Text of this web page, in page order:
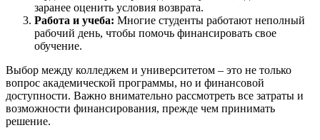
заранее оценить условия возврата.
Работа и учеба: Многие студенты работают неполный
рабочий день, чтобы помочь финансировать свое
обучение.
Выбор между колледжем и университетом – это не только
вопрос академической программы, но и финансовой
доступности. Важно внимательно рассмотреть все затраты и
возможности финансирования, прежде чем принимать
решение.